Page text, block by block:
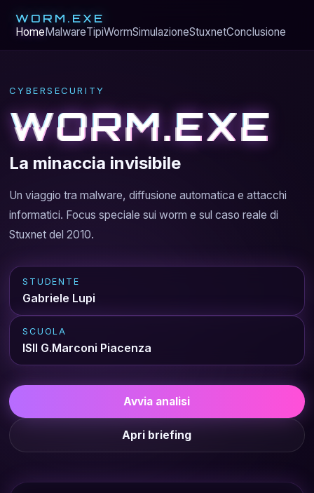
WORM.EXE
HomeMalwareTipiWormSimulazioneStuxnetConclusione
CYBERSECURITY
WORM.EXE
La minaccia invisibile
Un viaggio tra malware, diffusione automatica e attacchi
informatici. Focus speciale sui worm e sul caso reale di
Stuxnet del 2010.
STUDENTE
Gabriele Lupi
SCUOLA
ISII G.Marconi Piacenza
Avvia analisi
Apri briefing